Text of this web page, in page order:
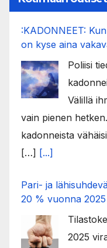
:KADONNEET:
on kyse aina
Poliisi
Välillä
vain pienen
kadonneista
[…] [...]
Pari- ja
20 % vuonna 2025
2025